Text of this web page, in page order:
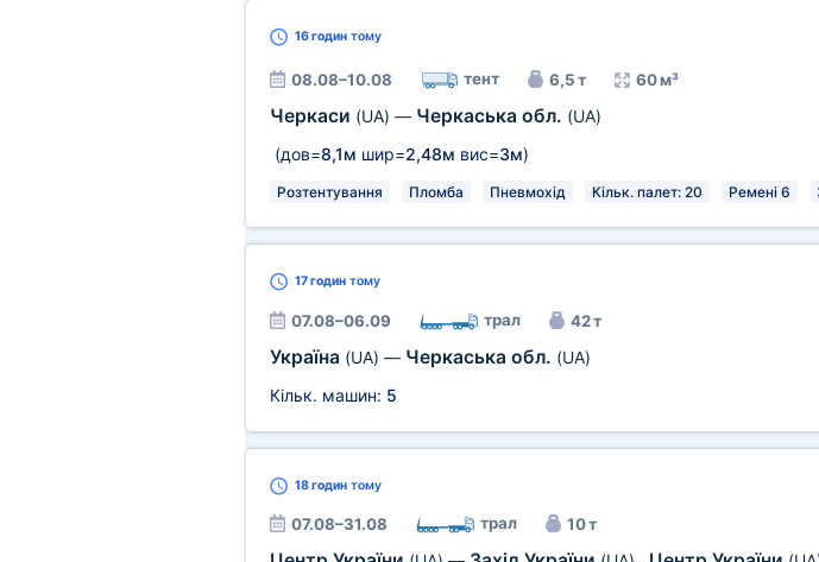
16 годинтому
08.08–10.08 тент 6,5 т 60 м³
Черкаси (UA) — Черкаська обл. (UA)
(дов=8,1м шир=2,48м вис=3м)
Розтентування Пломба Пневмохід Кільк. палет: 20 Ремені 6
17 годинтому
07.08–06.09 трал 42 т
Україна (UA) — Черкаська обл. (UA)
Кільк. машин: 5
18 годинтому
07.08–31.08 трал 10 т